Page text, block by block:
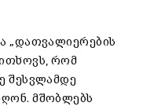
„დათვალიერების
რომ
შესვლამდე
მშობლებს